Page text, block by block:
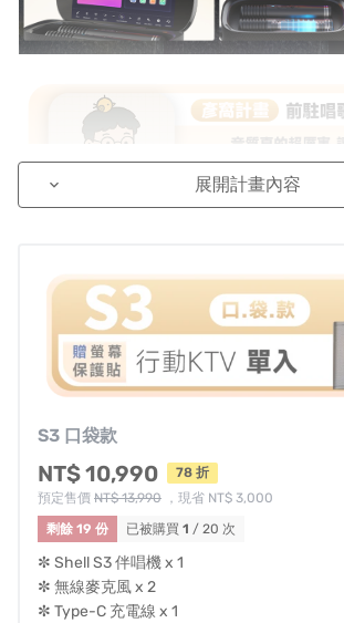
keyboard_arrow_down 展開計畫內容
S3 口袋款
NT$ 10,990
78 折
預定售價 NT$ 13,990 ，現省 NT$ 3,000
剩餘 19 份
已被購買 1 / 20 次
✼ Shell S3 伴唱機 x 1
✼ 無線麥克風 x 2
✼ Type-C 充電線 x 1